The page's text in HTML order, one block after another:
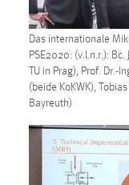
Das internationale
PSE2020: (v.l.n.r.):
TU in Prag), Prof. Dr.-
(beide KoKWK),
Bayreuth)
Für
gespeichert, ob
Name:
Zweck:
Das Cookie